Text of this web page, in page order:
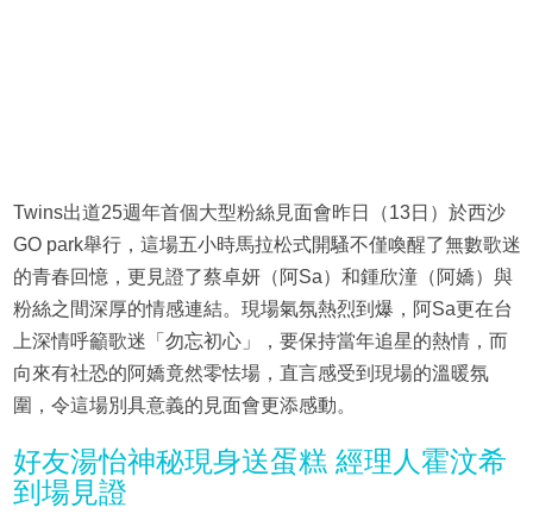
Twins出道25週年首個大型粉絲見面會昨日（13日）於西沙
GO park舉行，這場五小時馬拉松式開騷不僅喚醒了無數歌迷
的青春回憶，更見證了蔡卓妍（阿Sa）和鍾欣潼（阿嬌）與
粉絲之間深厚的情感連結。現場氣氛熱烈到爆，阿Sa更在台
上深情呼籲歌迷「勿忘初心」，要保持當年追星的熱情，而
向來有社恐的阿嬌竟然零怯場，直言感受到現場的溫暖氛
圍，令這場別具意義的見面會更添感動。
好友湯怡神秘現身送蛋糕 經理人霍汶希
到場見證